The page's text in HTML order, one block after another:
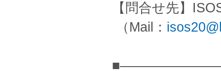
【問合せ先】
（Mail：